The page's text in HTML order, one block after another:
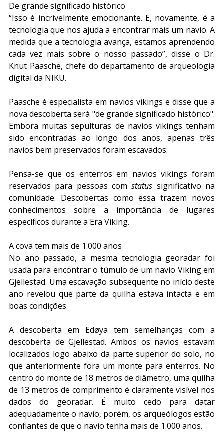
De grande significado histórico
“Isso é incrivelmente emocionante. E, novamente, é a
tecnologia que nos ajuda a encontrar mais um navio. A
medida que a tecnologia avança, estamos aprendendo
cada vez mais sobre o nosso passado”, disse o Dr.
Knut Paasche, chefe do departamento de arqueologia
digital da NIKU.
Paasche é especialista em navios vikings e disse que a
nova descoberta será "de grande significado histórico".
Embora muitas sepulturas de navios vikings tenham
sido encontradas ao longo dos anos, apenas três
navios bem preservados foram escavados.
Pensa-se que os enterros em navios vikings foram
reservados para pessoas com status significativo na
comunidade. Descobertas como essa trazem novos
conhecimentos sobre a importância de lugares
específicos durante a Era Viking.
A cova tem mais de 1.000 anos
No ano passado, a mesma tecnologia georadar foi
usada para encontrar o túmulo de um navio Viking em
Gjellestad. Uma escavação subsequente no início deste
ano revelou que parte da quilha estava intacta e em
boas condições.
A descoberta em Edøya tem semelhanças com a
descoberta de Gjellestad. Ambos os navios estavam
localizados logo abaixo da parte superior do solo, no
que anteriormente fora um monte para enterros. No
centro do monte de 18 metros de diâmetro, uma quilha
de 13 metros de comprimento é claramente visível nos
dados do georadar. É muito cedo para datar
adequadamente o navio, porém, os arqueólogos estão
confiantes de que o navio tenha mais de 1.000 anos.